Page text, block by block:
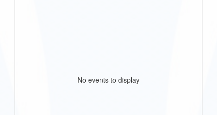
No events to display